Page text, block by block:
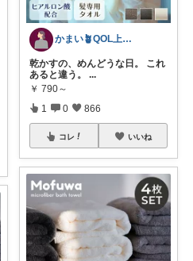
かまい🪴QOL上げる家具と寝具紹介
乾かすの、めんどうな日。 これ
あると違う。
...
￥ 790～
1 0 866
コレ いいね